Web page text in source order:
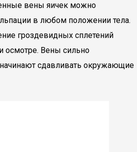
вены яичек можно
в любом положении тела.
гроздевидных сплетений
осмотре. Вены сильно
сдавливать окружающие